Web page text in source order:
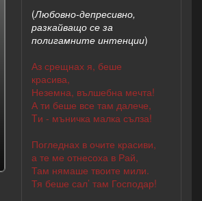
(Любовно-депресивно,
разкайващо се за
полигамните интенции)
Аз срещнах я, беше
красива,
Неземна, вълшебна мечта!
А ти беше все там далече,
Tи - мъничка малка сълза!
Погледнах в очите красиви,
а те ме отнесоха в Рай,
Там нямаше твоите мили.
Тя беше сал’ там Господар!